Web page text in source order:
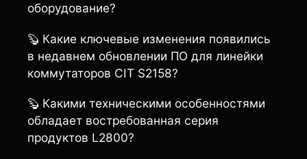
оборудование?
🦫 Какие ключевые изменения появились
в недавнем обновлении ПО для линейки
коммутаторов CIT S2158?
🦫 Какими техническими особенностями
обладает востребованная серия
продуктов L2800?